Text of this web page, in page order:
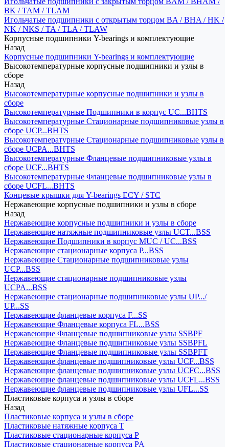
BK / TAM / TLAM
Игольчатые подшипники с открытым торцом BA / BHA / HK /
NK / NKS / TA / TLA / TLAW
Корпусные подшипники Y-bearings и комплектующие
Назад
Корпусные подшипники Y-bearings и комплектующие
Высокотемпературные корпусные подшипники и узлы в
сборе
Назад
Высокотемпературные корпусные подшипники и узлы в
сборе
Высокотемпературные Подшипники в корпус UC...BHTS
Высокотемпературные Стационарные подшипниковые узлы в
сборе UCP...BHTS
Высокотемпературные Стационарные подшипниковые узлы в
сборе UCPA...BHTS
Высокотемпературные Фланцевые подшипниковые узлы в
сборе UCF...BHTS
Высокотемпературные Фланцевые подшипниковые узлы в
сборе UCFL...BHTS
Концевые крышки для Y-bearings ECY / STC
Нержавеющие корпусные подшипники и узлы в сборе
Назад
Нержавеющие корпусные подшипники и узлы в сборе
Нержавеющие натяжные подшипниковые узлы UCT...BSS
Нержавеющие Подшипники в корпус MUC / UC...BSS
Нержавеющие стационарные корпуса P...BSS
Нержавеющие Стационарные подшипниковые узлы
UCP...BSS
Нержавеющие стационарные подшипниковые узлы
UCPA...BSS
Нержавеющие стационарные подшипниковые узлы UP.../
UP...SS
Нержавеющие фланцевые корпуса F...SS
Нержавеющие Фланцевые корпуса FL...BSS
Нержавеющие Фланцевые подшипниковые узлы SSBPF
Нержавеющие Фланцевые подшипниковые узлы SSBPFL
Нержавеющие Фланцевые подшипниковые узлы SSBPFT
Нержавеющие фланцевые подшипниковые узлы UCF...BSS
Нержавеющие фланцевые подшипниковые узлы UCFC...BSS
Нержавеющие фланцевые подшипниковые узлы UCFL...BSS
Нержавеющие фланцевые подшипниковые узлы UFL...SS
Пластиковые корпуса и узлы в сборе
Назад
Пластиковые корпуса и узлы в сборе
Пластиковые натяжные корпуса T
Пластиковые стационарные корпуса P
Пластиковые стационарные корпуса PA